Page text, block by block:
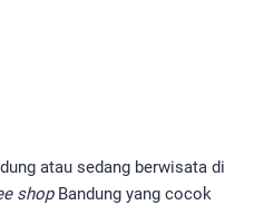
atau sedang berwisata di
shopBandung yang cocok